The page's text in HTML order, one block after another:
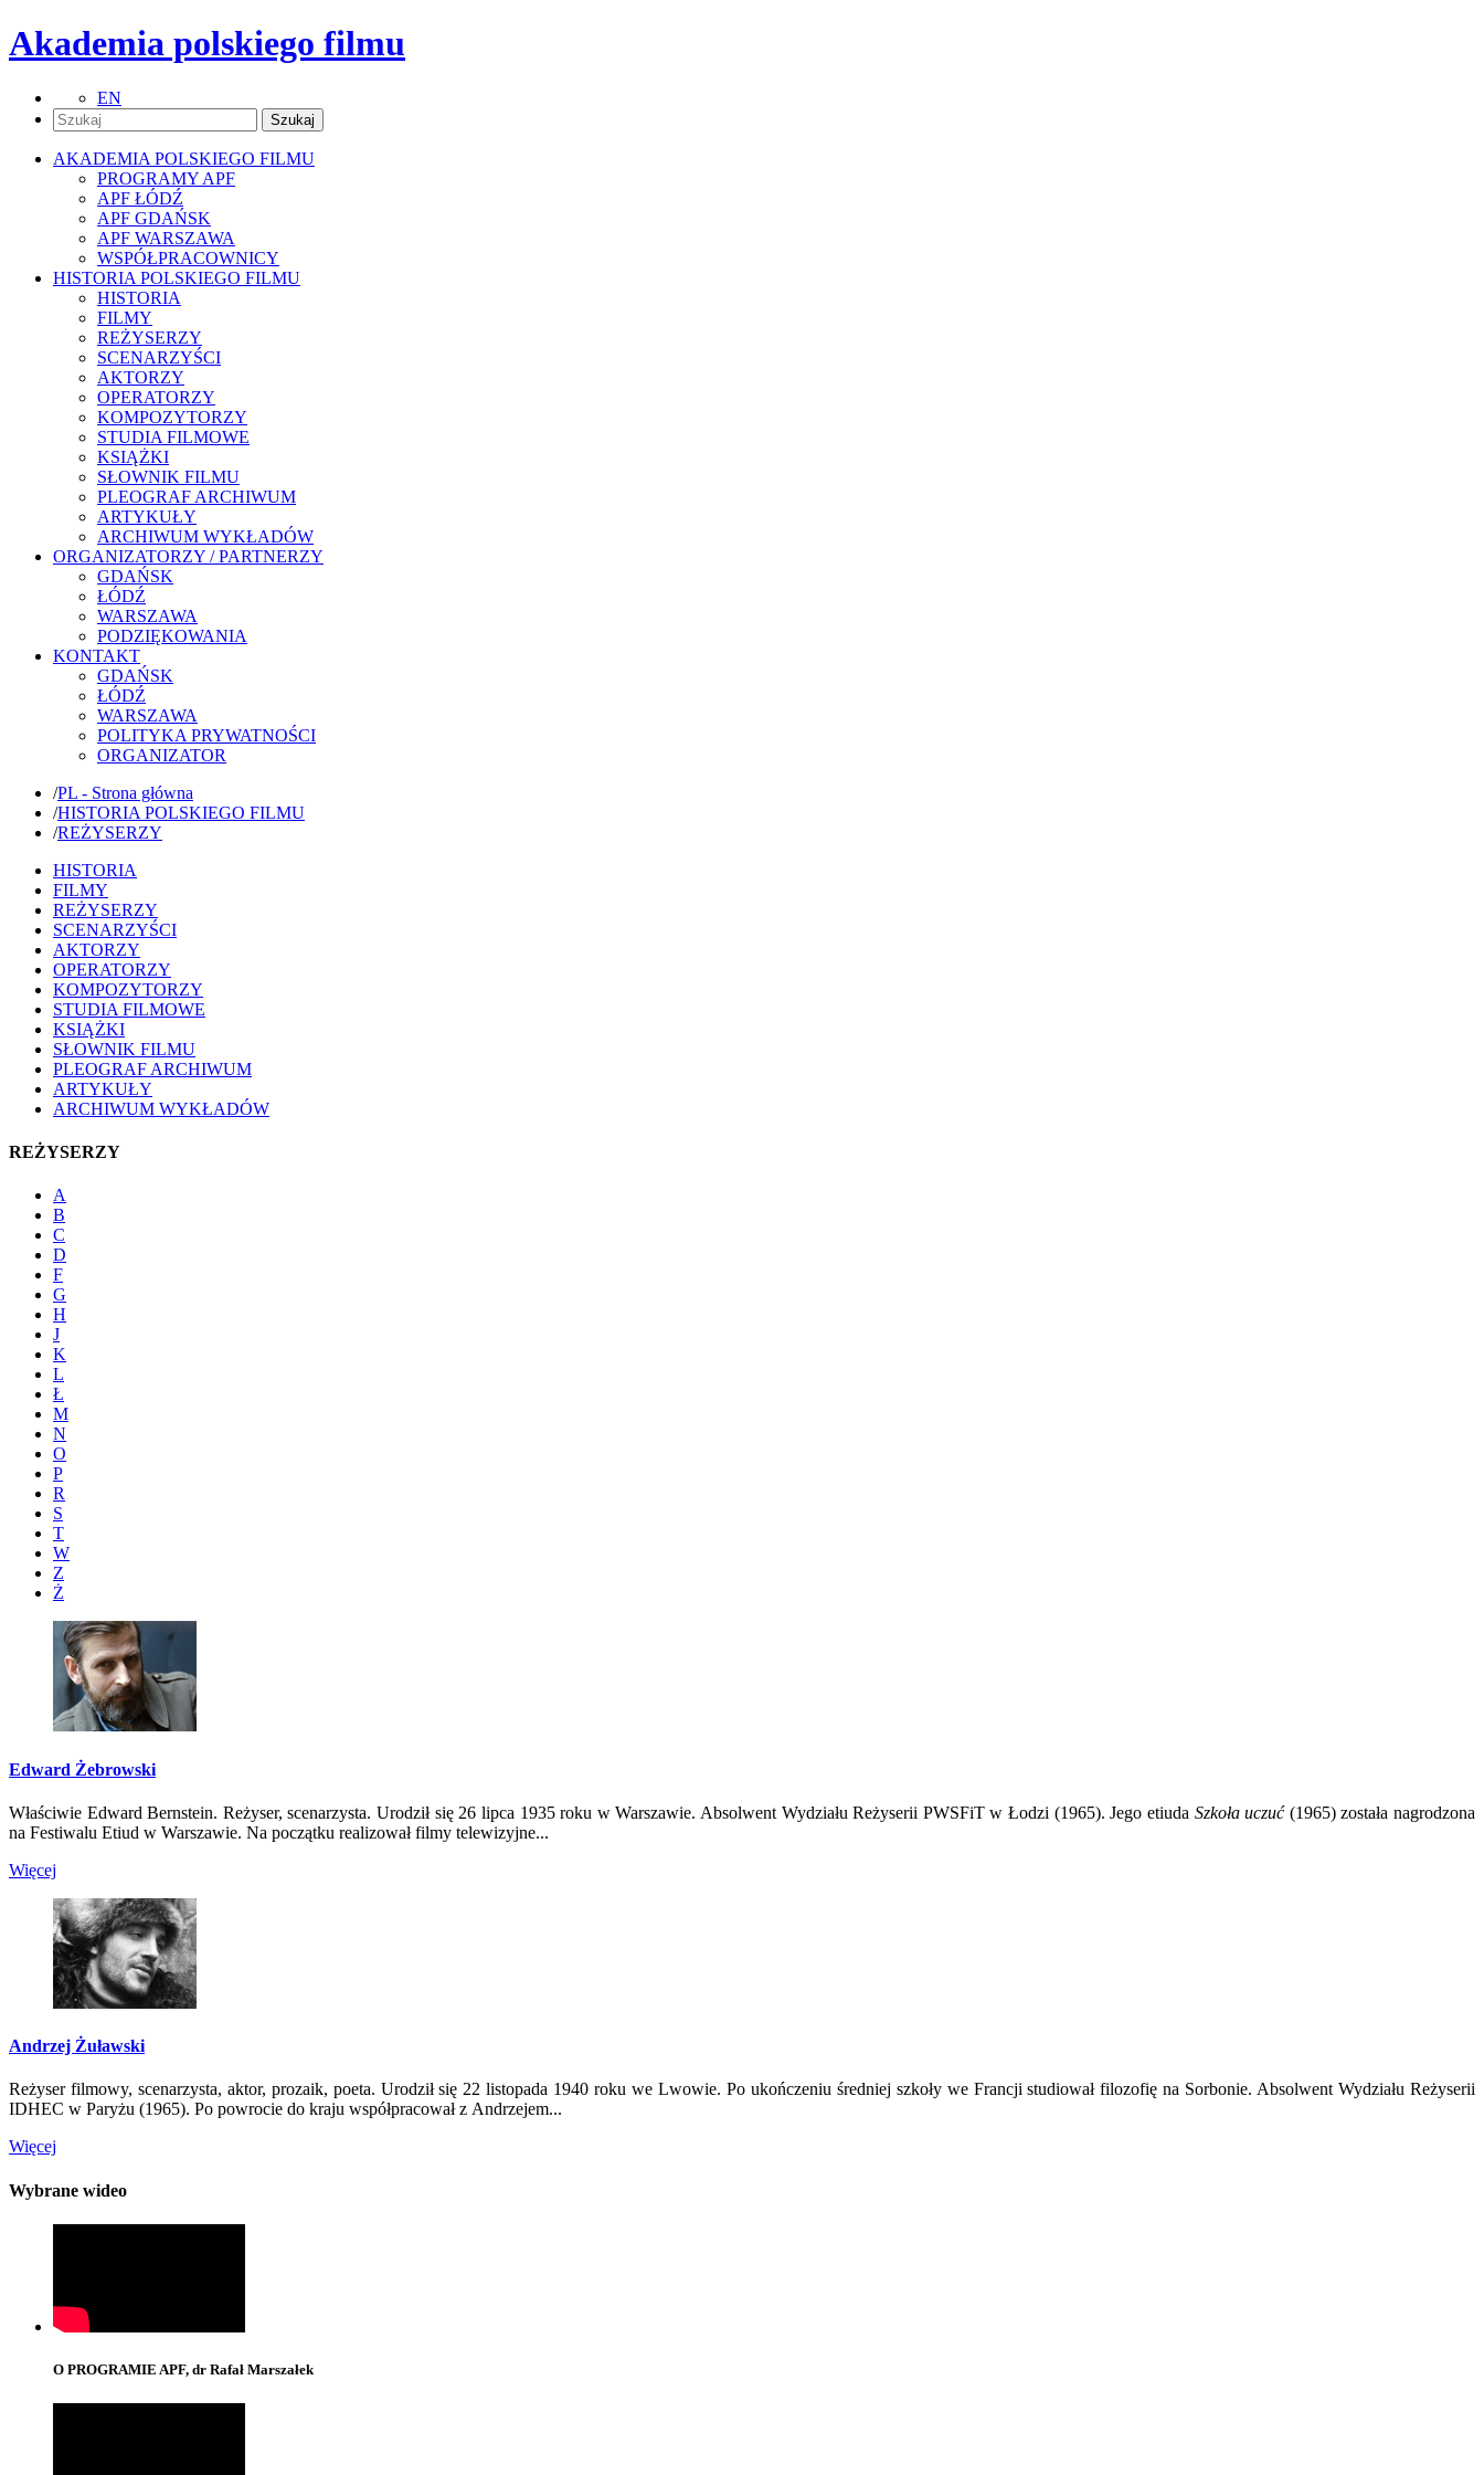
Akademia polskiego filmu
EN
AKADEMIA POLSKIEGO FILMU
PROGRAMY APF
APF ŁÓDŹ
APF GDAŃSK
APF WARSZAWA
WSPÓŁPRACOWNICY
HISTORIA POLSKIEGO FILMU
HISTORIA
FILMY
REŻYSERZY
SCENARZYŚCI
AKTORZY
OPERATORZY
KOMPOZYTORZY
STUDIA FILMOWE
KSIĄŻKI
SŁOWNIK FILMU
PLEOGRAF ARCHIWUM
ARTYKUŁY
ARCHIWUM WYKŁADÓW
ORGANIZATORZY / PARTNERZY
GDAŃSK
ŁÓDŹ
WARSZAWA
PODZIĘKOWANIA
KONTAKT
GDAŃSK
ŁÓDŹ
WARSZAWA
POLITYKA PRYWATNOŚCI
ORGANIZATOR
/PL - Strona główna
/HISTORIA POLSKIEGO FILMU
/REŻYSERZY
HISTORIA
FILMY
REŻYSERZY
SCENARZYŚCI
AKTORZY
OPERATORZY
KOMPOZYTORZY
STUDIA FILMOWE
KSIĄŻKI
SŁOWNIK FILMU
PLEOGRAF ARCHIWUM
ARTYKUŁY
ARCHIWUM WYKŁADÓW
REŻYSERZY
A
B
C
D
F
G
H
J
K
L
Ł
M
N
O
P
R
S
T
W
Z
Ż
Edward Żebrowski
Właściwie Edward Bernstein. Reżyser, scenarzysta. Urodził się 26 lipca 1935 roku w Warszawie. Absolwent Wydziału Reżyserii PWSFiT w Łodzi (1965). Jego etiuda Szkoła uczuć(1965) została nagrodzona
na Festiwalu Etiud w Warszawie. Na początku realizował filmy telewizyjne...
Więcej
Andrzej Żuławski
Reżyser filmowy, scenarzysta, aktor, prozaik, poeta. Urodził się 22 listopada 1940 roku we Lwowie. Po ukończeniu średniej szkoły we Francji studiował filozofię na Sorbonie. Absolwent Wydziału Reżyserii
IDHEC w Paryżu (1965). Po powrocie do kraju współpracował z Andrzejem...
Więcej
Wybrane wideo
O PROGRAMIE APF, dr Rafał Marszałek